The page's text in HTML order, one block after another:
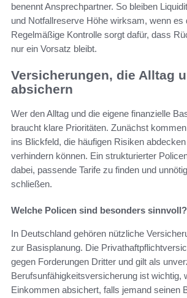
benennt Ansprechpartner. So bleiben
und Notfallreserve Höhe wirksam, wenn es
Regelmäßige Kontrolle sorgt dafür, dass
nur ein Vorsatz bleibt.
Versicherungen, die Alltag
absichern
Wer den Alltag und die eigene finanzielle
braucht klare Prioritäten. Zunächst
ins Blickfeld, die häufigen Risiken
verhindern können. Ein strukturierter
dabei, passende Tarife zu finden und
schließen.
Welche Policen sind besonders sinnvoll?
In Deutschland gehören nützliche
zur Basisplanung. Die
gegen Forderungen Dritter und gilt als
Berufsunfähigkeitsversicherung ist wichtig,
Einkommen absichert, falls jemand seinen